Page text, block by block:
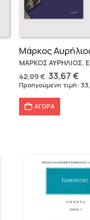
ΜΑΡΚΟΣ ΑΥΡΗΛΙΟΣ,
42,09€ Original
price
42,09 €.
33,67 €Η
Προηγούμενη τιμή:
ΑΓΟΡΑ